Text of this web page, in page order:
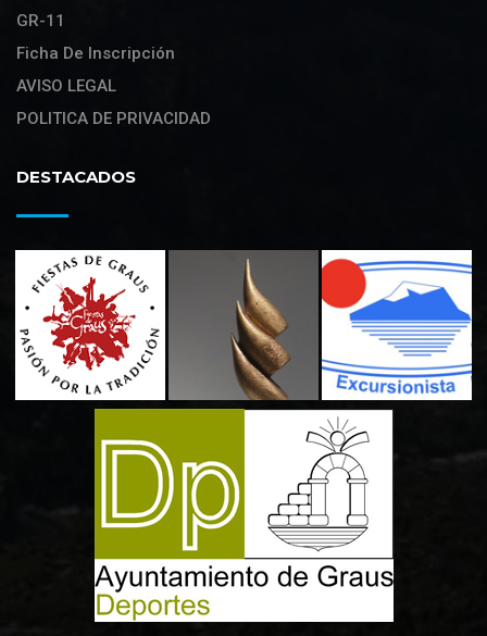
GR-11
Ficha De Inscripción
AVISO LEGAL
POLITICA DE PRIVACIDAD
DESTACADOS